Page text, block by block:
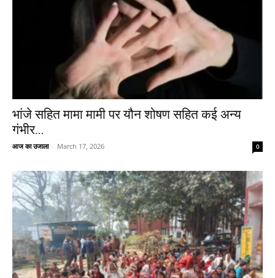
भांजे सहित मामा मामी पर यौन शोषण सहित कई अन्य
गंभीर...
आज का उजाला - March 17, 2026 0